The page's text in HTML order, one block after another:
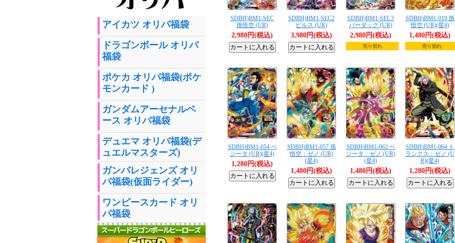
アイカツ オリパ福袋
ドラゴンボール オリパ
福袋
ポケカ オリパ福袋(ポケ
モンカード )
ガンダムアーセナルベ
ース オリパ福袋
デュエマ オリパ福袋(デ
ュエルマスターズ)
ガンバレジェンズ オリ
パ福袋(仮面ライダー)
ワンピースカード オリ
パ福袋
SDBH)BM1-SEC
孫悟空 (UR)
2,980円(税込)
SDBH)BM1-SEC2
ビルス (UR)
3,980円(税込)
SDBH)BM1-SEC3
バーダック (UR)
2,980円(税込)
売り切れ
SDBH)BM1-019 孫
悟空 (UR)(星4)
1,480円(税込)
売り切れ
SDBH)BM1-054 ベ
ジータ (UR)(星4)
1,280円(税込)
SDBH)BM1-057 孫
悟空：ゼノ (UR)
(星4)
1,480円(税込)
SDBH)BM1-062 ベ
ジータ：ゼノ (UR)
(星4)
1,480円(税込)
SDBH)BM1-064 ト
ランクス：ゼノ (U
R)(星4)
1,280円(税込)